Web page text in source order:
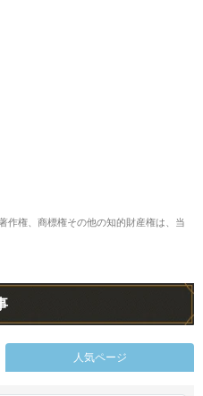
作権、商標権その他の知的財産権は、当
人気ページ